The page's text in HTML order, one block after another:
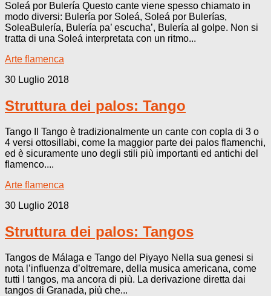
Soleá por Bulería Questo cante viene spesso chiamato in
modo diversi: Bulería por Soleá, Soleá por Bulerías,
SoleaBulería, Bulería pa’ escucha’, Bulería al golpe. Non si
tratta di una Soleá interpretata con un ritmo...
Arte flamenca
30 Luglio 2018
Struttura dei palos: Tango
Tango Il Tango è tradizionalmente un cante con copla di 3 o
4 versi ottosillabi, come la maggior parte dei palos flamenchi,
ed è sicuramente uno degli stili più importanti ed antichi del
flamenco....
Arte flamenca
30 Luglio 2018
Struttura dei palos: Tangos
Tangos de Málaga e Tango del Piyayo Nella sua genesi si
nota l’influenza d’oltremare, della musica americana, come
tutti I tangos, ma ancora di più. La derivazione diretta dai
tangos di Granada, più che...